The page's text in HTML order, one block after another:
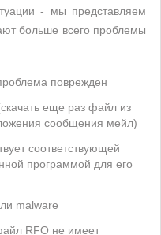
- мы представляем
больше всего проблемы
поврежден
еще раз файл из
сообщения мейл)
соответствующей
программой для его
malware
RFO не имеет